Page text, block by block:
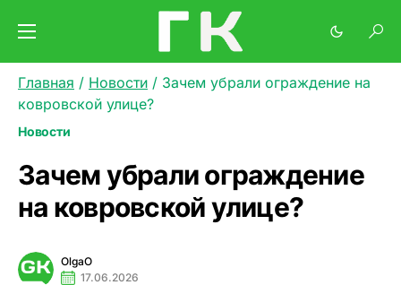
Главная / Новости / Зачем убрали ограждение на
ковровской улице?
Новости
Зачем убрали ограждение
на ковровской улице?
OlgaO
17.06.2026